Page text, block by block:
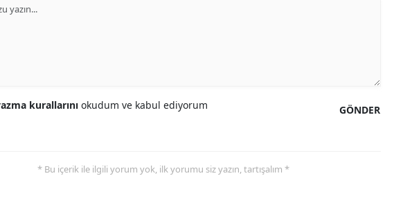
GÖNDER
kurallarını okudum ve kabul ediyorum
* Bu içerik ile ilgili yorum yok, ilk yorumu siz yazın, tartışalım *